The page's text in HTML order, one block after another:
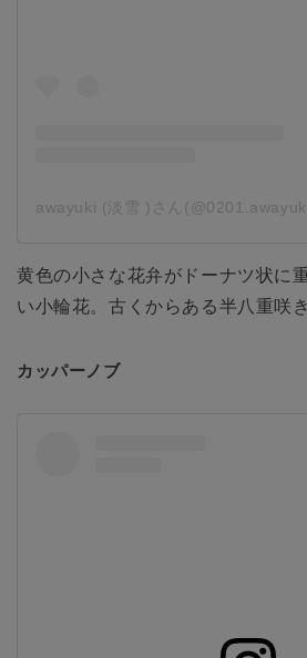
黄色の小さな花弁がドーナツ状に
い小輪花。古くからある半八重咲
カッパーノブ